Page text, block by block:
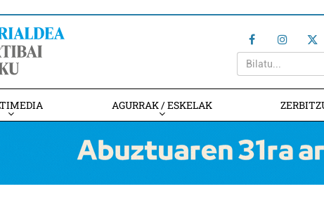
AGURRAK / ESKELAK